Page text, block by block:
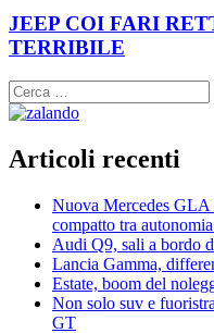
JEEP COI FARI
TERRIBILE
Ricerca
per:
Articoli recenti
Nuova Mercedes
compatto tra
Audi Q9, sali a bordo
Lancia Gamma,
Estate, boom del
Non solo suv e
GT